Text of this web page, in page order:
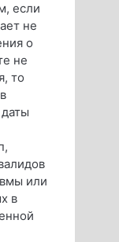
если
не
о
не
то
или
в